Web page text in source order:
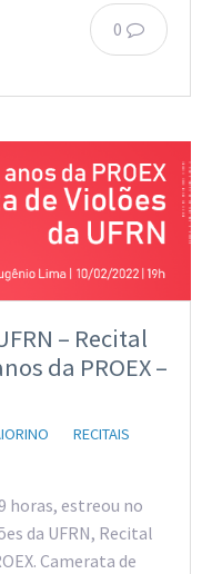
0
– Recital
da PROEX –
RECITAIS
horas, estreou no
da UFRN, Recital
Camerata de